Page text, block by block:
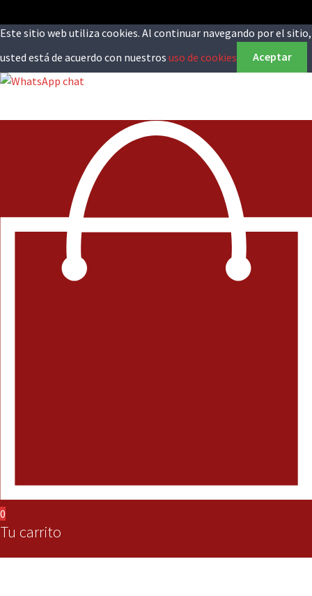
Este sitio web utiliza cookies. Al continuar navegando por el sitio,
usted está de acuerdo con nuestros uso de cookies Aceptar
0
Tu carrito